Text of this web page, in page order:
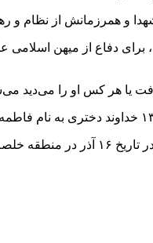
برای دفاع از میهن
یا هر کس او را می‌دید
سرانجام در تاریخ ۲۳ آبان ماه